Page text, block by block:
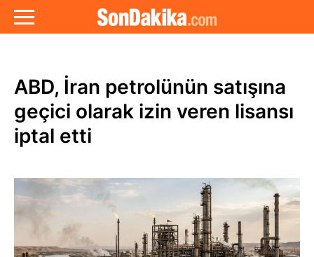
ABD, İran petrolünün satışına
geçici olarak izin veren lisansı
iptal etti